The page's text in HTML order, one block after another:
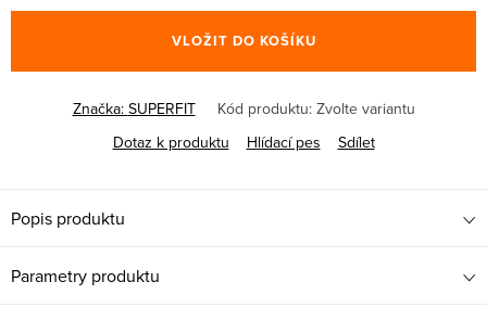
cena:
VLOŽIT DO KOŠÍKU
Značka: SUPERFIT Kód produktu: Zvolte variantu
Dotaz k produktu
Hlídací pes Sdílet
Popis produktu
Parametry produktu